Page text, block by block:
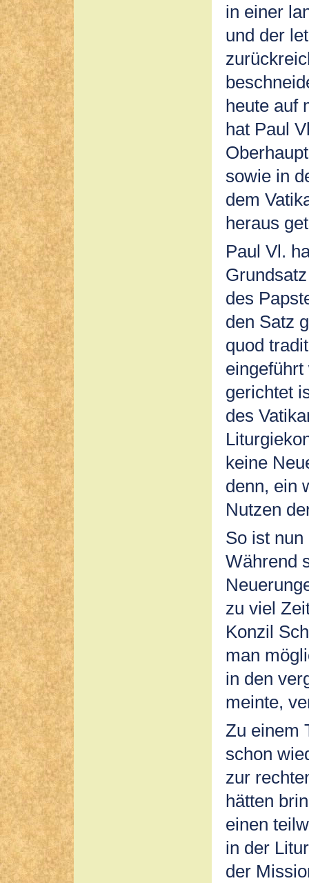
in einer
und der
heute auf
hat Paul
sowie in
dem
heraus
Paul Vl.
des
den Satz
quod
gerichtet
des
keine
denn, ein
Nutzen
So ist
Während
zu viel
Konzil
man
in den
meinte,
Zu einem
schon
zur
hätten
einen
in der
der